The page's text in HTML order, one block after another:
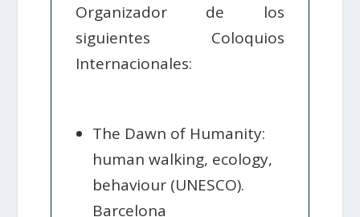
Organizador de los
siguientes Coloquios
Internacionales:
The Dawn of Humanity:
human walking, ecology,
behaviour (UNESCO).
Barcelona